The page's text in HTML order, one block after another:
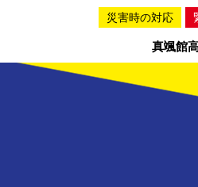
真颯館
災害時の対応